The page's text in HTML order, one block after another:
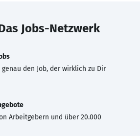
Jobs-Netzwerk
genau den Job, der wirklich zu Dir
Arbeitgebern und über 20.000